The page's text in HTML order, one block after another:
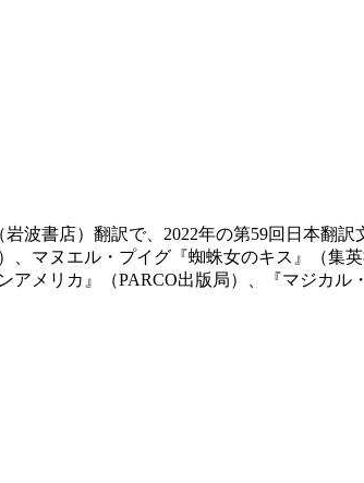
波書店）翻訳で、2022年の第59回日本翻
、マヌエル・プイグ『蜘蛛女のキス』（集
メリカ』（PARCO出版局）、『マジカル